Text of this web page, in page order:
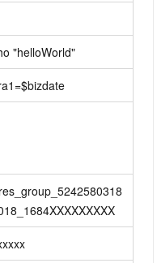
"helloWorld"